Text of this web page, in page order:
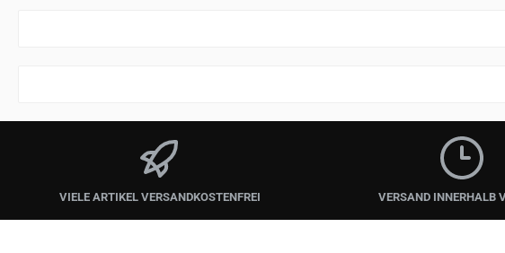
VIELE ARTIKEL VERSANDKOSTENFREI VERSAND INNERHALB